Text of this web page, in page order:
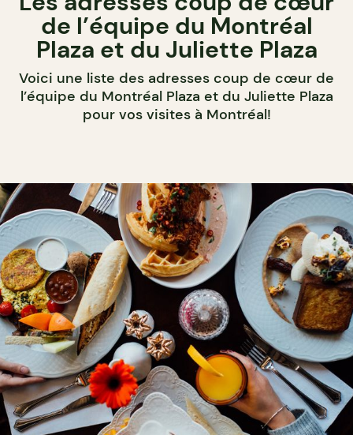
de l’équipe du Montréal
Plaza et du Juliette Plaza
Voici une liste des adresses coup de cœur de
l’équipe du Montréal Plaza et du Juliette Plaza
pour vos visites à Montréal!